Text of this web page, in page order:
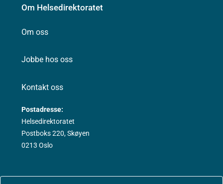
Om Helsedirektoratet
Om oss
Jobbe hos oss
Kontakt oss
Postadresse:
Helsedirektoratet
Postboks 220, Skøyen
0213 Oslo